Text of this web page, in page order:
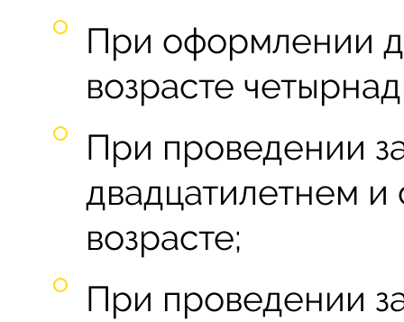
При оформлении
возрасте
При проведении
двадцатилетнем и
возрасте;
При проведении